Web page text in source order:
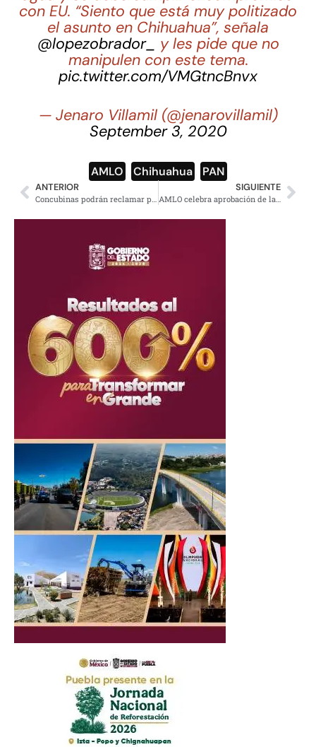
con EU. “Siento que está muy politizado
el asunto en Chihuahua”, señala
@lopezobrador_ y les pide que no
manipulen con este tema.
pic.twitter.com/VMGtncBnvx
— Jenaro Villamil (@jenarovillamil)
September 3, 2020
AMLO Chihuahua PAN
ANTERIOR SIGUIENTE
AMLO celebra aprobación de la reforma para eliminar el fuero presidencial